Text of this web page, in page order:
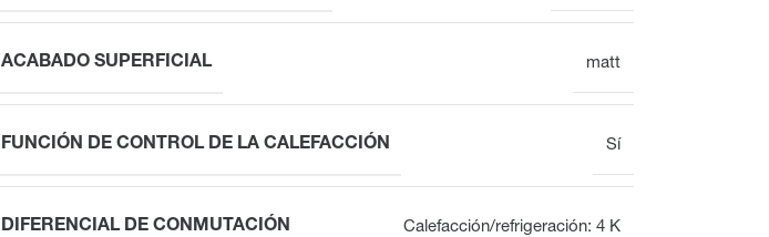
válvulas destinados
electrotérmicas
ACABADO SUPERFICIAL matt
FUNCIÓN DE CONTROL DE LA CALEFACCIÓN Sí
DIFERENCIAL DE CONMUTACIÓN Calefacción/refrigeración: 4 K